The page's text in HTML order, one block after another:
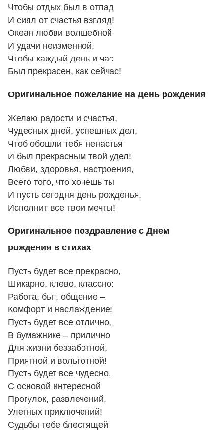
Чтобы отдых был в отпад
И сиял от счастья взгляд!
Океан любви волшебной
И удачи неизменной,
Чтобы каждый день и час
Был прекрасен, как сейчас!
Оригинальное пожелание на День рождения
Желаю радости и счастья,
Чудесных дней, успешных дел,
Чтоб обошли тебя ненастья
И был прекрасным твой удел!
Любви, здоровья, настроения,
Всего того, что хочешь ты
И пусть сегодня день рожденья,
Исполнит все твои мечты!
Оригинальное поздравление с Днем
рождения в стихах
Пусть будет все прекрасно,
Шикарно, клево, классно:
Работа, быт, общение –
Комфорт и наслаждение!
Пусть будет все отлично,
В бумажнике – прилично
Для жизни беззаботной,
Приятной и вольготной!
Пусть будет все чудесно,
С основой интересной
Прогулок, развлечений,
Улетных приключений!
Судьбы тебе блестящей